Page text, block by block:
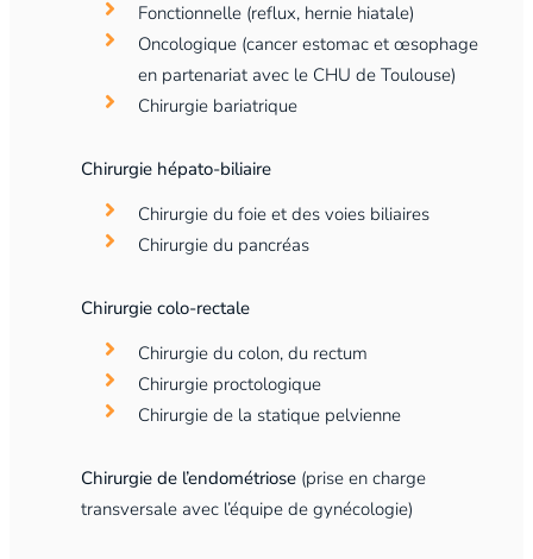
Fonctionnelle (reflux, hernie hiatale)
Oncologique (cancer estomac et œsophage
en partenariat avec le CHU de Toulouse)
Chirurgie bariatrique
Chirurgie hépato-biliaire
Chirurgie du foie et des voies biliaires
Chirurgie du pancréas
Chirurgie colo-rectale
Chirurgie du colon, du rectum
Chirurgie proctologique
Chirurgie de la statique pelvienne
Chirurgie de l’endométriose (prise en charge
transversale avec l’équipe de gynécologie)